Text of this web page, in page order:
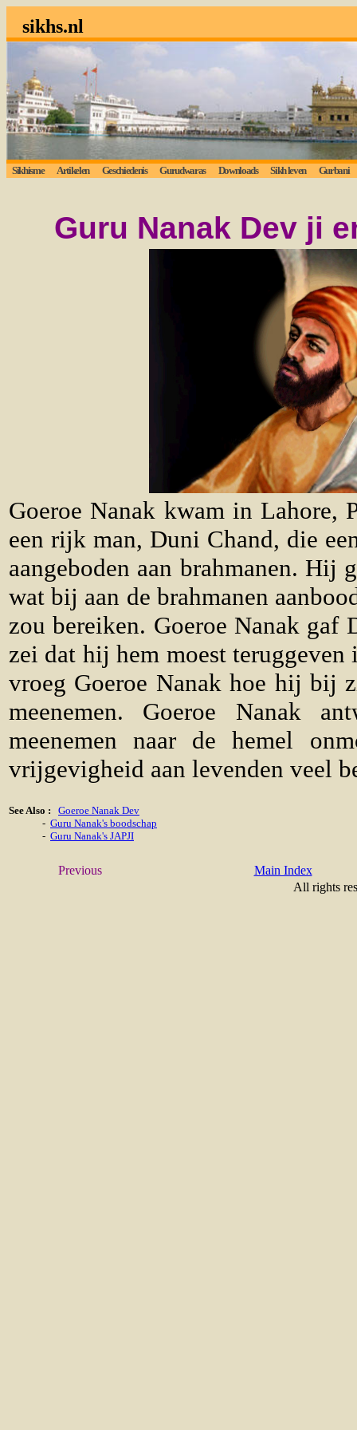
sikhs.nl
Sikhisme Artikelen Geschiedenis Gurudwaras Downloads Sikh leven Gurbani
Guru Nanak Dev ji
Goeroe Nanak kwam in Lahore,
een rijk man, Duni Chand, die
aangeboden aan brahmanen. Hij
wat bij aan de brahmanen
zou bereiken. Goeroe Nanak gaf
zei dat hij hem moest
vroeg Goeroe Nanak hoe hij bij
meenemen. Goeroe Nanak
meenemen naar de hemel
vrijgevigheid aan levenden veel
See Also :
Goeroe Nanak Dev
- Guru Nanak's boodschap
- Guru Nanak's JAPJI
Previous
Main Index
All rights